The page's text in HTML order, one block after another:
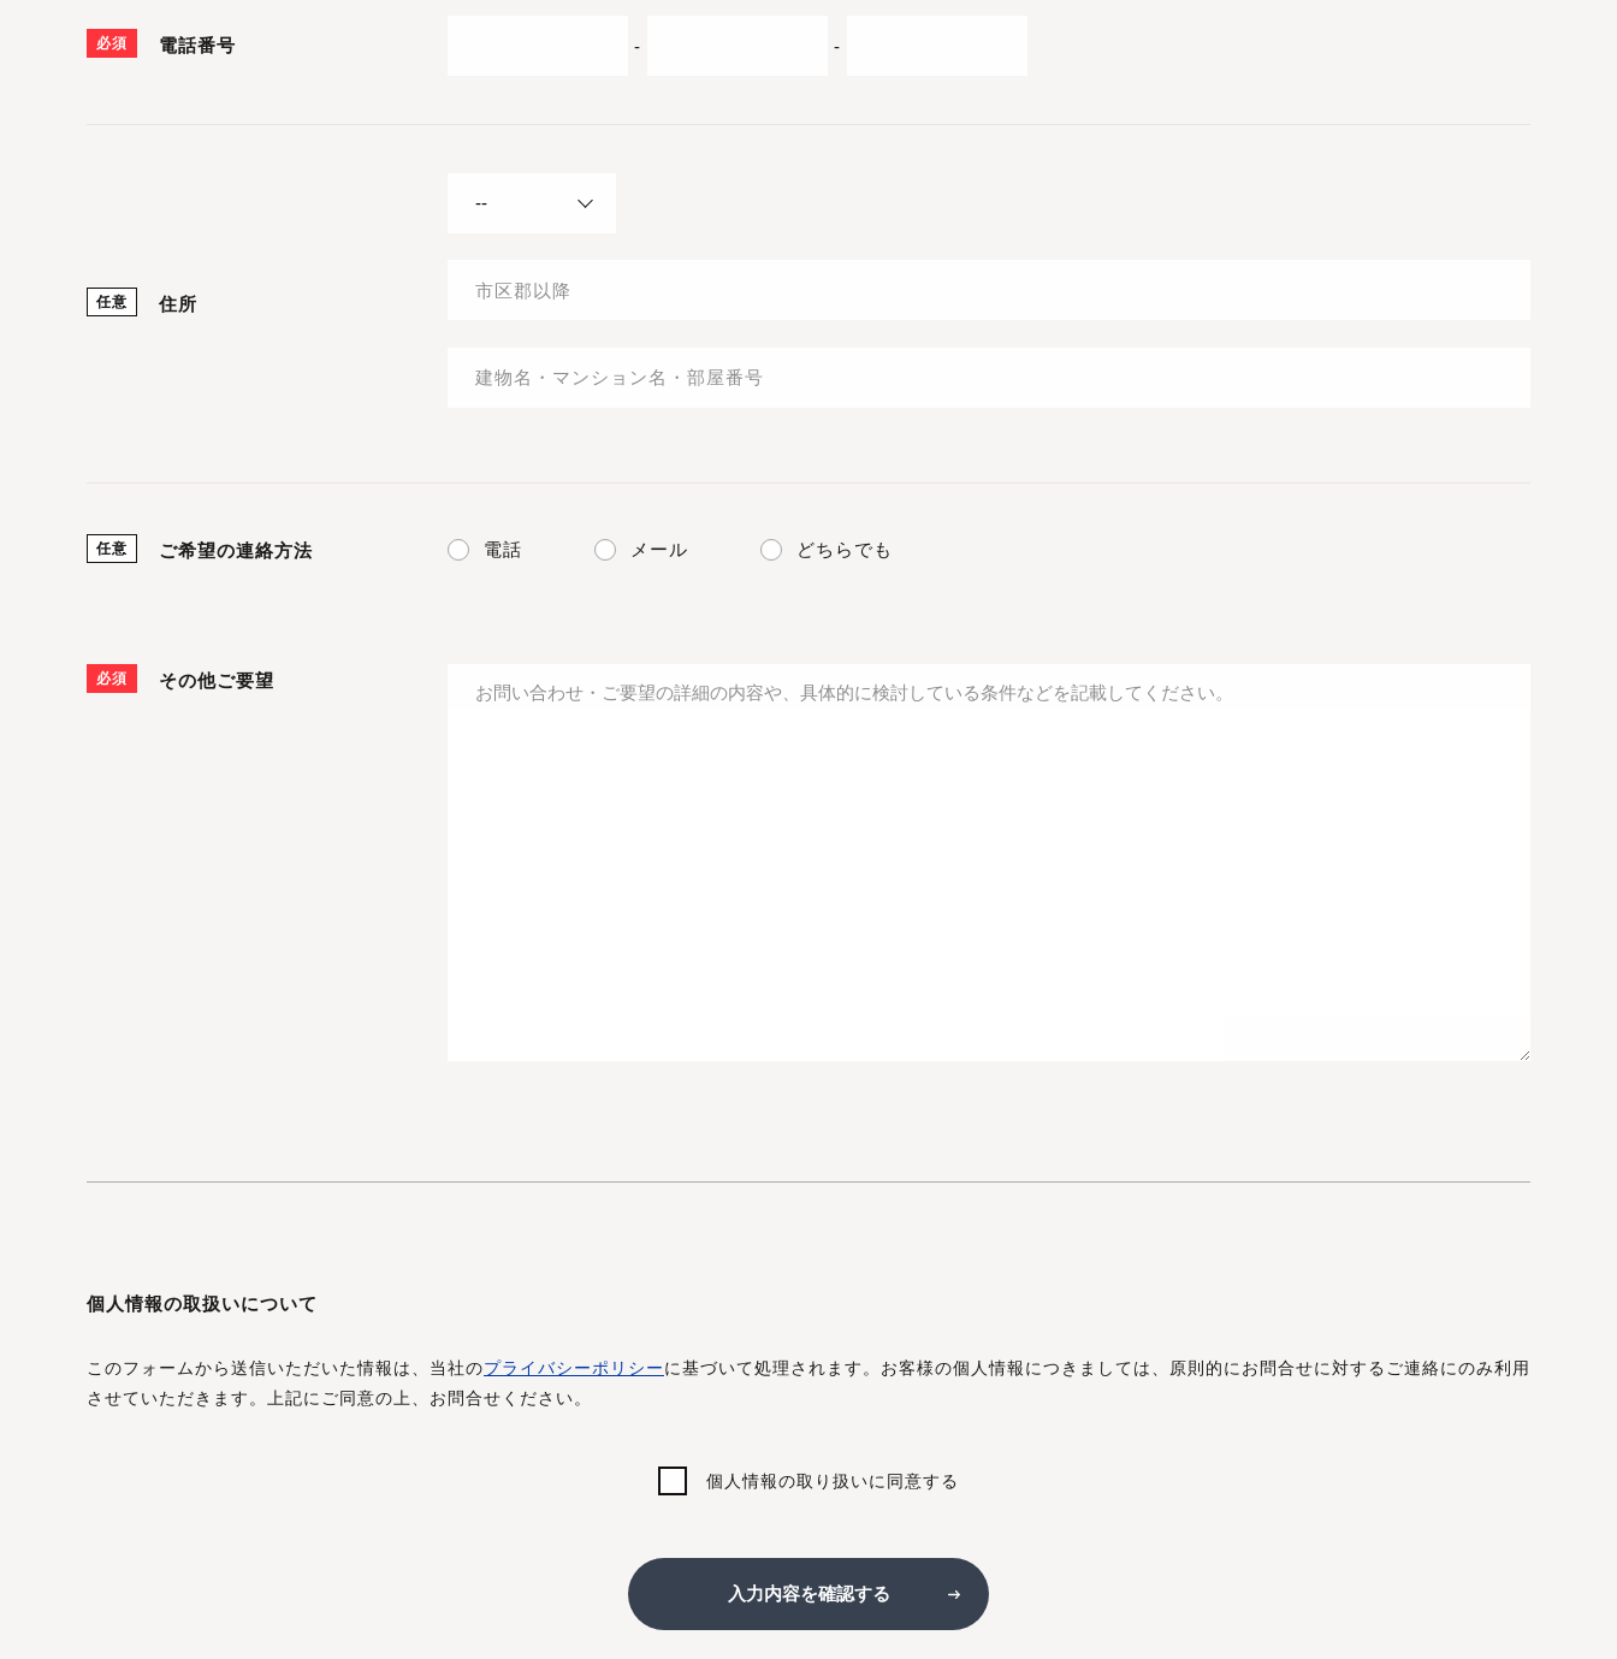
必須 電話番号 - -
任意 住所
任意 ご希望の連絡方法 電話 メール どちらでも
必須 その他ご要望
個人情報の取扱いについて
このフォームから送信いただいた情報は、当社のプライバシーポリシーに基づいて処理されます。お客様の個人情報につきましては、原則的にお問合せに対するご連絡にのみ利用
させていただきます。上記にご同意の上、お問合せください。
個人情報の取り扱いに同意する
入力内容を確認する